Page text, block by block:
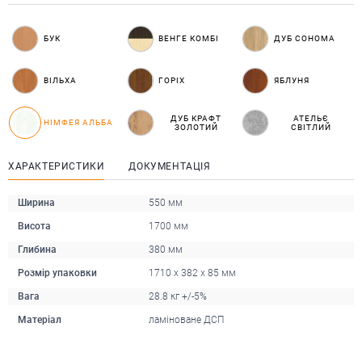
БУК ВЕНГЕ КОМБІ ДУБ СОНОМА
ВІЛЬХА ГОРІХ ЯБЛУНЯ
НІМФЕЯ АЛЬБА
ДУБ КРАФТ
ЗОЛОТИЙ
АТЕЛЬЄ
СВІТЛИЙ
ХАРАКТЕРИСТИКИ ДОКУМЕНТАЦІЯ
Ширина 550 мм
Висота 1700 мм
Глибина 380 мм
Розмір упаковки 1710 x 382 x 85 мм
Вага 28.8 кг +/-5%
Матеріал ламіноване ДСП